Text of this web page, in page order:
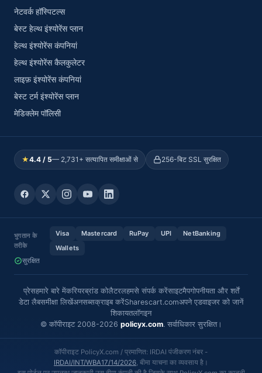
नेटवर्क हॉस्पिटल्स
बेस्ट हेल्थ इंश्योरेंस प्लान
हेल्थ इंश्योरेंस कंपनियां
हेल्थ इंश्योरेंस कैलकुलेटर
लाइफ़ इंश्योरेंस कंपनियां
बेस्ट टर्म इंश्योरेंस प्लान
मेडिक्लेम पॉलिसी
★4.4 / 5— 2,731+ सत्यापित समीक्षाओं से 256-बिट SSL सुरक्षित
भुगतान के
तरीके
Visa Mastercard RuPay UPI
NetBanking
Wallets
सुरक्षित
प्रेसहमारे बारे मेंकरियरब्रांड कोलैटरलहमसे संपर्क करेंसाइटमैपगोपनीयता और शर्तें
डेटा लैबसमीक्षा लिखेंअनसब्सक्राइब करेंSharescart.comअपने एडवाइजर को जानें
शिकायतलॉगइन
© कॉपीराइट 2008-2026 policyx.com. सर्वाधिकार सुरक्षित।
कॉपीराइट PolicyX.com / प्रमाणित: IRDAI पंजीकरण नंबर -
IRDAI/INT/WBA17/14/2026 , बीमा याचना का व्यवसाय है।